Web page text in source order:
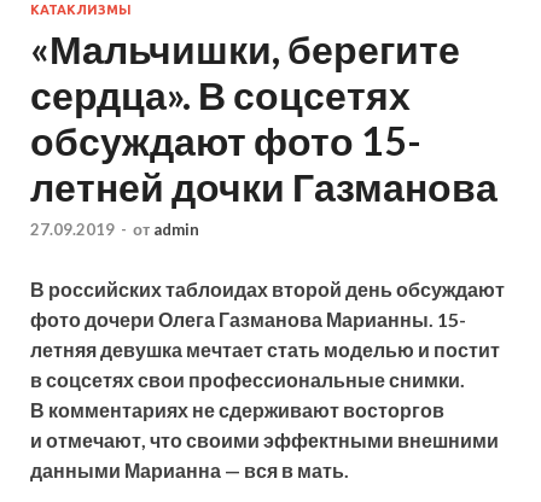
КАТАКЛИЗМЫ
«Мальчишки, берегите
сердца». В соцсетях
обсуждают фото 15-
летней дочки Газманова
27.09.2019 - от admin
В российских таблоидах второй день обсуждают
фото дочери Олега Газманова Марианны. 15-
летняя девушка мечтает стать моделью и постит
в соцсетях свои профессиональные снимки.
В комментариях не сдерживают восторгов
и отмечают, что своими эффектными внешними
данными Марианна — вся в мать.